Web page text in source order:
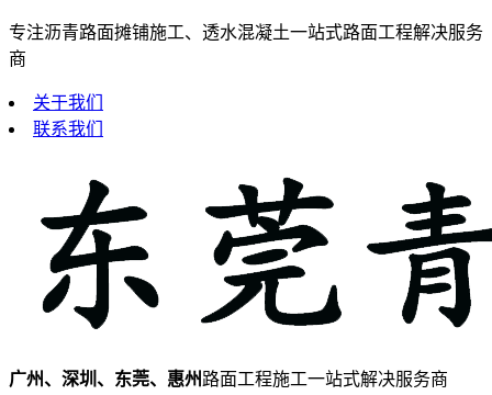
专注沥青路面摊铺施工、透水混凝土一站式路面工程解决服务
商
关于我们
联系我们
广州、深圳、东莞、惠州路面工程施工一站式解决服务商